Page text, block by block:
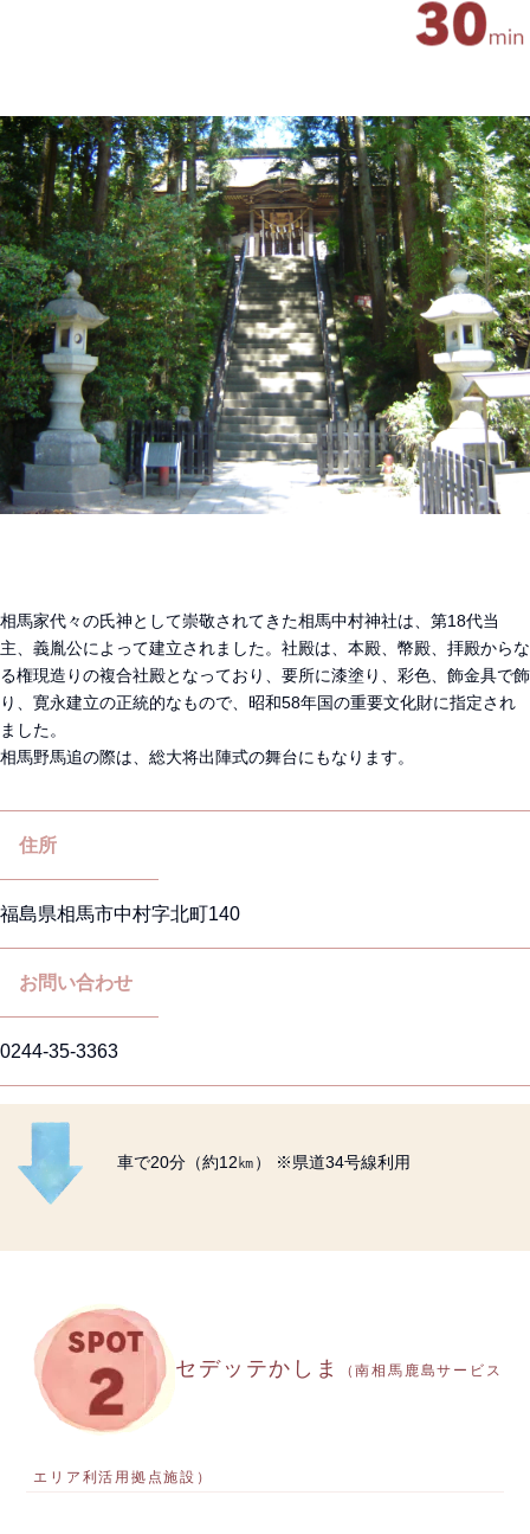
相馬家代々の氏神として崇敬されてきた相馬中村神社は、第18代当
主、義胤公によって建立されました。社殿は、本殿、幣殿、拝殿からな
る権現造りの複合社殿となっており、要所に漆塗り、彩色、飾金具で飾
り、寛永建立の正統的なもので、昭和58年国の重要文化財に指定され
ました。
相馬野馬追の際は、総大将出陣式の舞台にもなります。
住所
福島県相馬市中村字北町140
お問い合わせ
0244-35-3363
車で20分（約12㎞） ※県道34号線利用
セデッテかしま （南相馬鹿島サービス
エリア利活用拠点施設）